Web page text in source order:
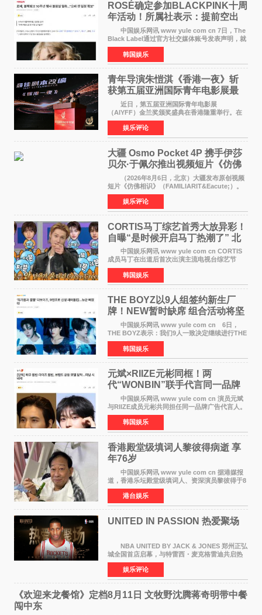
ROSÉ确定参加BLACKPINK十周
年活动！所属社表示：提前空出
了时间
中国娱乐网讯 www yule com cn 7日，The
Black Label通过官方社交媒体账号发表声明，就
近期网络上关于ROS&Eacute;个人行程及是否参
加BLACKPINK出道纪念活动的种种猜测作出正
式回应。 Th
韩国娱乐
青年导演朱愷淇《香港一夜》斩
获第五届亚洲国际青年电影展最
佳剧本改编奖
近日，第五届亚洲国际青年电影展
（AIYFF）金兰奖颁奖盛典在香港隆重举行。在
这场汇聚数百位海内外电影人、文化界人士及媒
体代表的亚洲青年影视盛会上，香港本土电影
《香港一夜》（Dawn in Ho
娱乐评论
大疆 Osmo Pocket 4P 携手伊莎
贝尔·于佩尔推出视频短片《仿佛
相识》
（2026年8月6日，北京）大疆发布原创视频
短片《仿佛相识》（FAMILIARIT&Eacute;）。
视频短片由戛纳国际电影节最佳女演员伊莎贝尔·
于佩尔（Isabelle Huppert）主演，全程使用大
疆首款双主摄口
娱乐评论
CORTIS马丁综艺首秀大放异彩！
自曝“是时候开启马丁热潮了” 北
美巡演火热进行中
中国娱乐网讯 www yule com cn CORTIS
成员马丁在出道后首次出演主流电视台综艺节
目，展现了多才多艺的魅力。 马丁出演了5日
播出的MBC《Radio Star》Fashion与Passion
之间，I&lsquo;m
韩国娱乐
THE BOYZ以9人组签约新生厂
牌！NEW暂时缺席 组合活动将坚
定不移继续
中国娱乐网讯 www yule com cn 6日，
THE BOYZ表示：我们9人一致决定继续进行THE
BOYZ组合活动，并且已经完成了组合团体活动
签约。目前正在新生厂牌下进行活动准备。尚未
离开THE BOYZ原所
韩国娱乐
元斌×RIIZE元彬同框！两
代“WONBIN”联手代言同一品牌
颜值天花板合体
中国娱乐网讯 www yule com cn 演员元斌
与RIIZE成员元彬共同担任同一品牌广告代言人。
6日据独家报道，继演员元斌之后，RIIZE元彬最
近也被选为某在线中介平台A公司的共同广告代言
人，两人将作
韩国娱乐
香港殿堂级填词人黎彼得病逝 享
年76岁​
中国娱乐网讯 www yule com cn 据港媒报
道，香港乐坛殿堂级填词人、资深演员黎彼得于8
月5日上午因病离世，终年76岁。好友钟志光透
露，黎彼得今年3月中风后便卧床休养，身体机能
持续衰退，最
港台娱乐
UNITED IN PASSION 热爱聚场
NBA UNITED BY JACK & JONES 郑州正弘
城全国首店启幕，与特雷西・麦克格雷迪共启热
爱 2026 年7 月21 日，
NBAUNITEDBYJACK&JONES 全国首店，于郑
州正弘城正式启幕。NBA 传奇球星
娱乐评论
《欢迎来龙餐馆》定档8月11日 文牧野沈腾蒋奇明带中餐
闯中东